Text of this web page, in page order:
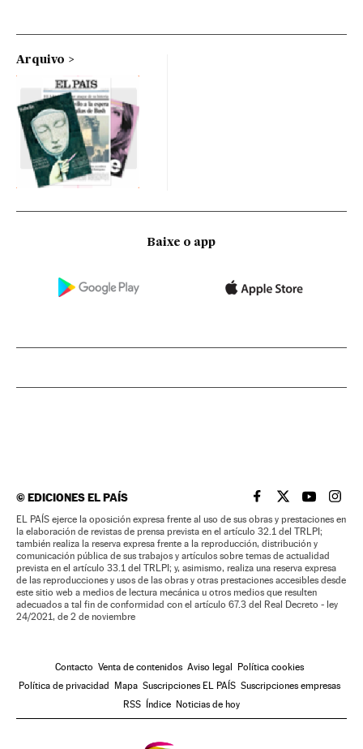
Arquivo
Baixe o app
©EDICIONES EL PAÍS EL PAÍS BRASIL EN
EL PAÍSEL PAÍS
EL
EL PAÍS ejerce la oposición expresa frente al uso de sus obras y prestaciones en
la elaboración de revistas de prensa prevista en el artículo 32.1 del TRLPI;
también realiza la reserva expresa frente a la reproducción, distribución y
comunicación pública de sus trabajos y artículos sobre temas de actualidad
prevista en el artículo 33.1 del TRLPI; y, asimismo, realiza una reserva expresa
de las reproducciones y usos de las obras y otras prestaciones accesibles desde
este sitio web a medios de lectura mecánica u otros medios que resulten
adecuados a tal fin de conformidad con el artículo 67.3 del Real Decreto - ley
24/2021, de 2 de noviembre
Contacto Venta de contenidos Aviso legal Política cookies
Política de privacidad Mapa Suscripciones EL PAÍS Suscripciones empresas
RSS Índice Noticias de hoy